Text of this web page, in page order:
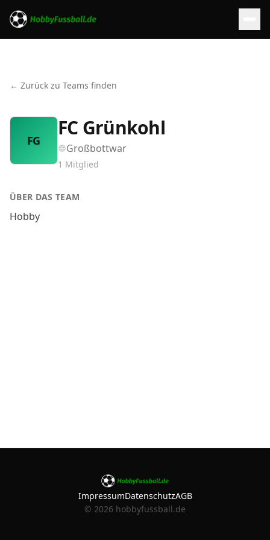
← Zurück zu Teams finden
FG
FC Grünkohl
Großbottwar
1 Mitglied
ÜBER DAS TEAM
Hobby
ImpressumDatenschutzAGB
© 2026 hobbyfussball.de